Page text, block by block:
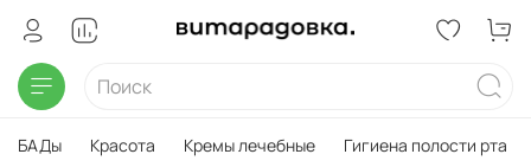
БАДы Красота Кремы лечебные Гигиена полости рта